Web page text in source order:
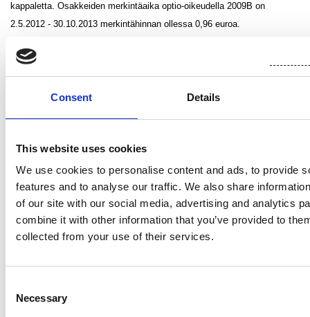
Consent Details
This website uses cookies
We use cookies to personalise content and ads, to provide
features and to analyse our traffic. We also share
of our site with our social media, advertising and analytics
combine it with other information that you’ve provided to
collected from your use of their services.
Selection
Necessary
kappaletta. Osakkeiden merkintäaika optio-oikeudella 2009B on
2.5.2012 - 30.10.2013 merkintähinnan ollessa 0,96 euroa.
Kun yhtiön kaupparekisteriin merkitty osakkeiden määrä on 245 934 122
kappaletta, voi se voimassa olevien optio-oikeuksien myötä nousta
enimmillään 246 134 122 kappaleeseen.
Suominen Oyj:n osakepohjaisen kannustinjärjestelmän kohderyhmään
kuuluu noin 14 henkilöä. Järjestelmän perusteella maksettavat palkkiot
vastaavat yhteensä enintään noin 5 050 000 Suomisen osakkeen arvoa
sisältäen myös rahana maksettavan osuuden. Järjestelmän
tarkoituksena on yhdistää omistajien ja avainhenkilöiden tavoitteet
perustuva palkkiojärjestelmä. Osakepalkkiojärjestelmässä on yksi